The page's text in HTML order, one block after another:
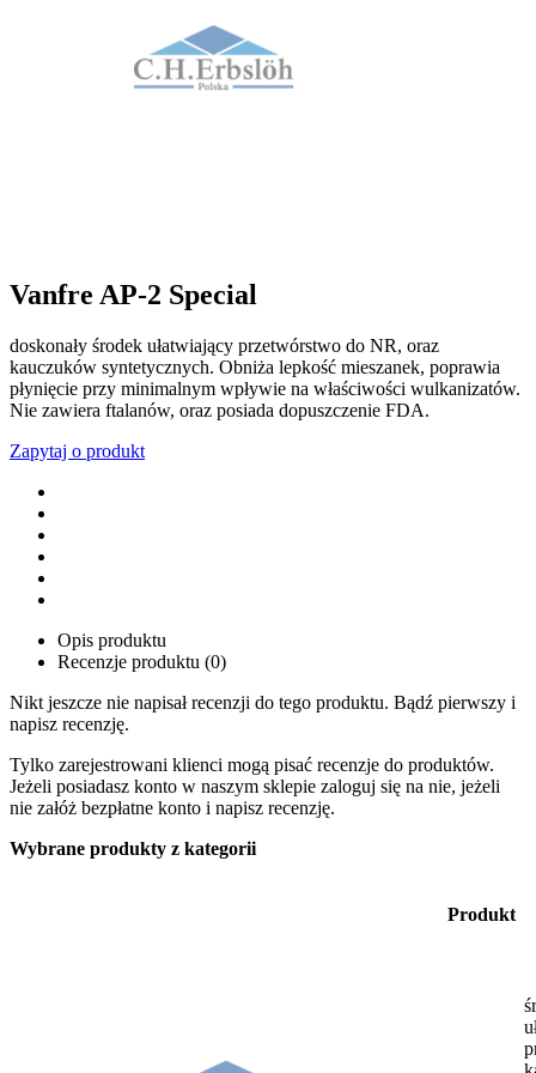
Vanfre AP-2 Special
doskonały środek ułatwiający przetwórstwo do NR, oraz
kauczuków syntetycznych. Obniża lepkość mieszanek, poprawia
płynięcie przy minimalnym wpływie na właściwości wulkanizatów.
Nie zawiera ftalanów, oraz posiada dopuszczenie FDA.
Zapytaj o produkt
Opis produktu
Recenzje produktu (0)
Nikt jeszcze nie napisał recenzji do tego produktu. Bądź pierwszy i
napisz recenzję.
Tylko zarejestrowani klienci mogą pisać recenzje do produktów.
Jeżeli posiadasz konto w naszym sklepie zaloguj się na nie, jeżeli
nie załóż bezpłatne konto i napisz recenzję.
Wybrane produkty z kategorii
Produkt